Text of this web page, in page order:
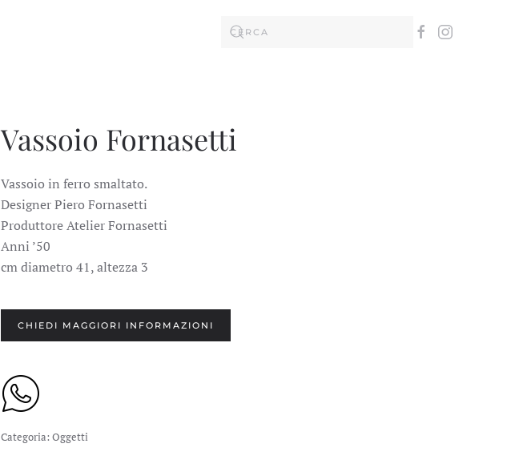
Vassoio Fornasetti
Vassoio in ferro smaltato.
Designer Piero Fornasetti
Produttore Atelier Fornasetti
Anni ’50
cm diametro 41, altezza 3
CHIEDI MAGGIORI INFORMAZIONI
Categoria: Oggetti